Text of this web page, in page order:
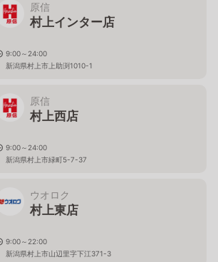
原信
村上インター店
9:00～24:00
新潟県村上市上助渕1010-1
原信
村上西店
9:00～24:00
新潟県村上市緑町5-7-37
ウオロク
村上東店
9:00～22:00
新潟県村上市山辺里字下江371-3